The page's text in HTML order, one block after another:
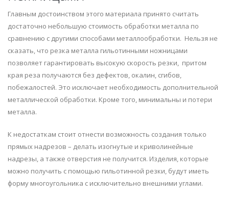
Главным достоинством этого материала принято считать
достаточно небольшую стоимость обработки металла по
сравнению с другими способами металлообработки. Нельзя не
сказать, что резка металла гильотинными ножницами
позволяет гарантировать высокую скорость резки, притом
края реза получаются без дефектов, окалин, сгибов,
побежалостей. Это исключает необходимость дополнительной
металлической обработки. Кроме того, минимальны и потери
металла.
К недостаткам стоит отнести возможность создания только
прямых надрезов – делать изогнутые и криволинейные
надрезы, а также отверстия не получится. Изделия, которые
можно получить с помощью гильотинной резки, будут иметь
форму многоугольника с исключительно внешними углами.